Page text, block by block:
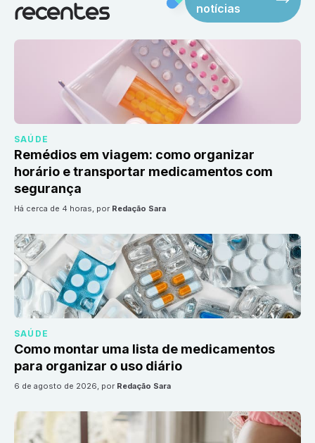
recentes
notícias
SAÚDE
Remédios em viagem: como organizar
horário e transportar medicamentos com
segurança
há cerca de 4 horas, por Redação Sara
SAÚDE
Como montar uma lista de medicamentos
para organizar o uso diário
6 de agosto de 2026, por Redação Sara